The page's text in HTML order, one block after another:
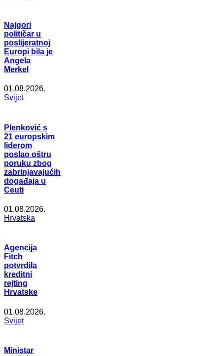
Najgori
političar u
poslijeratnoj
Europi bila je
Angela
Merkel
01.08.2026.
Svijet
Plenković s
21 europskim
liderom
poslao oštru
poruku zbog
zabrinjavajućih
događaja u
Ceuti
01.08.2026.
Hrvatska
Agencija
Fitch
potvrdila
kreditni
rejting
Hrvatske
01.08.2026.
Svijet
Ministar